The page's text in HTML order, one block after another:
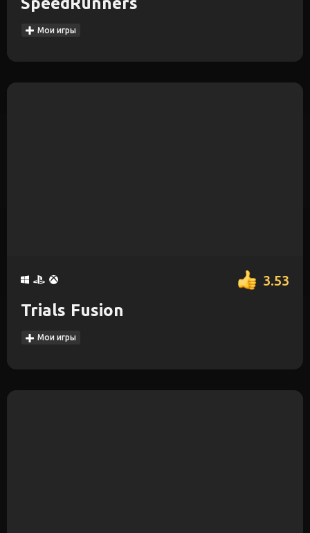
Мои игры
3.53
Trials Fusion
Мои игры